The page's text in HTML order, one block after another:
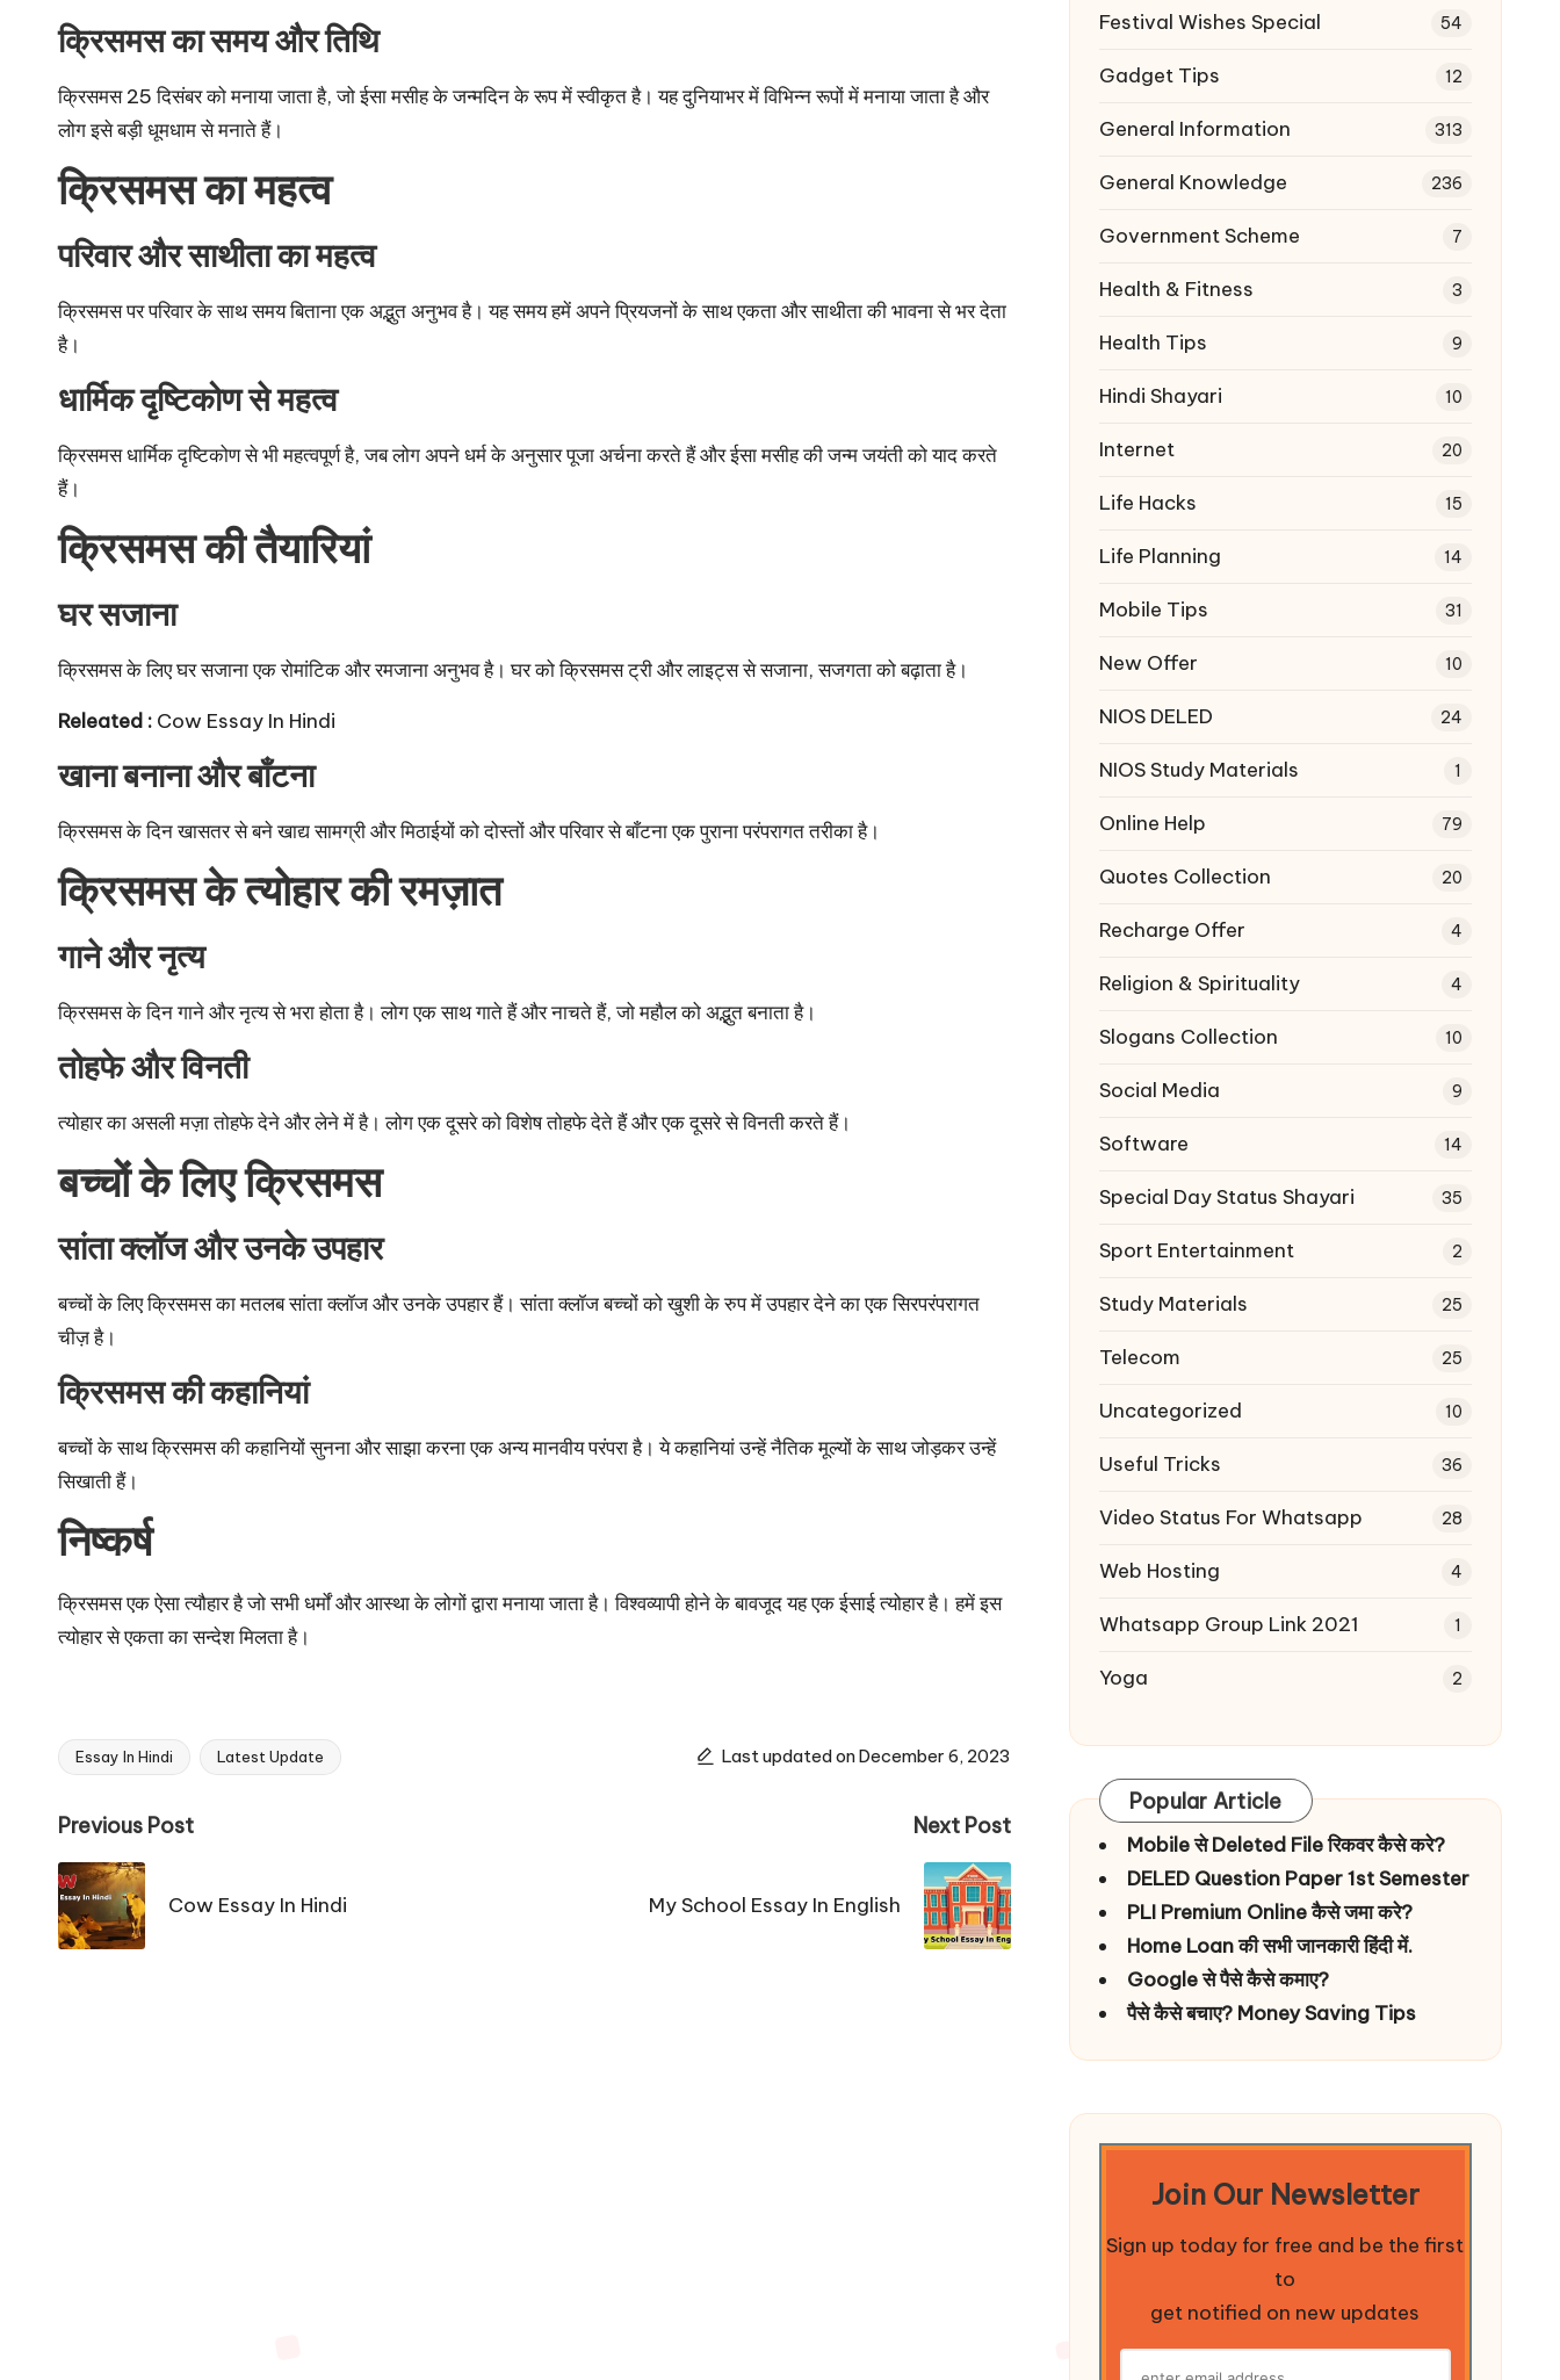
क्रिसमस का समय और तिथि
क्रिसमस 25 दिसंबर को मनाया जाता है, जो ईसा मसीह के जन्मदिन के रूप में स्वीकृत है। यह दुनियाभर में विभिन्न रूपों में मनाया जाता है और
लोग इसे बड़ी धूमधाम से मनाते हैं।
क्रिसमस का महत्व
परिवार और साथीता का महत्व
क्रिसमस पर परिवार के साथ समय बिताना एक अद्भुत अनुभव है। यह समय हमें अपने प्रियजनों के साथ एकता और साथीता की भावना से भर देता
है।
धार्मिक दृष्टिकोण से महत्व
क्रिसमस धार्मिक दृष्टिकोण से भी महत्वपूर्ण है, जब लोग अपने धर्म के अनुसार पूजा अर्चना करते हैं और ईसा मसीह की जन्म जयंती को याद करते
हैं।
क्रिसमस की तैयारियां
घर सजाना
क्रिसमस के लिए घर सजाना एक रोमांटिक और रमजाना अनुभव है। घर को क्रिसमस ट्री और लाइट्स से सजाना, सजगता को बढ़ाता है।
Releated : Cow Essay In Hindi
खाना बनाना और बाँटना
क्रिसमस के दिन खासतर से बने खाद्य सामग्री और मिठाईयों को दोस्तों और परिवार से बाँटना एक पुराना परंपरागत तरीका है।
क्रिसमस के त्योहार की रमज़ात
गाने और नृत्य
क्रिसमस के दिन गाने और नृत्य से भरा होता है। लोग एक साथ गाते हैं और नाचते हैं, जो महौल को अद्भुत बनाता है।
तोहफे और विनती
त्योहार का असली मज़ा तोहफे देने और लेने में है। लोग एक दूसरे को विशेष तोहफे देते हैं और एक दूसरे से विनती करते हैं।
बच्चों के लिए क्रिसमस
सांता क्लॉज और उनके उपहार
बच्चों के लिए क्रिसमस का मतलब सांता क्लॉज और उनके उपहार हैं। सांता क्लॉज बच्चों को खुशी के रुप में उपहार देने का एक सिरपरंपरागत
चीज़ है।
क्रिसमस की कहानियां
बच्चों के साथ क्रिसमस की कहानियों सुनना और साझा करना एक अन्य मानवीय परंपरा है। ये कहानियां उन्हें नैतिक मूल्यों के साथ जोड़कर उन्हें
सिखाती हैं।
निष्कर्ष
क्रिसमस एक ऐसा त्यौहार है जो सभी धर्मों और आस्था के लोगों द्वारा मनाया जाता है। विश्वव्यापी होने के बावजूद यह एक ईसाई त्योहार है। हमें इस
त्योहार से एकता का सन्देश मिलता है।
Tags:
Essay In Hindi Latest Update Last updated on December 6, 2023
Post
navigation
Previous Post
Cow Essay In Hindi
Next Post
My School Essay In English
Festival Wishes Special 54
Gadget Tips 12
General Information 313
General Knowledge 236
Government Scheme 7
Health & Fitness 3
Health Tips 9
Hindi Shayari 10
Internet 20
Life Hacks 15
Life Planning 14
Mobile Tips 31
New Offer 10
NIOS DELED 24
NIOS Study Materials 1
Online Help 79
Quotes Collection 20
Recharge Offer 4
Religion & Spirituality 4
Slogans Collection 10
Social Media 9
Software 14
Special Day Status Shayari 35
Sport Entertainment 2
Study Materials 25
Telecom 25
Uncategorized 10
Useful Tricks 36
Video Status For Whatsapp 28
Web Hosting 4
Whatsapp Group Link 2021 1
Yoga 2
Popular Article
Mobile से Deleted File रिकवर कैसे करे?
DELED Question Paper 1st Semester
PLI Premium Online कैसे जमा करे?
Home Loan की सभी जानकारी हिंदी में.
Google से पैसे कैसे कमाए?
पैसे कैसे बचाए? Money Saving Tips
Join Our Newsletter
Sign up today for free and be the first
to
get notified on new updates